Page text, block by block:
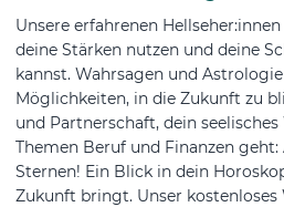
Unsere erfahrenen
deine Stärken nutzen und deine
kannst. Wahrsagen und
Möglichkeiten, in die Zukunft zu
und Partnerschaft, dein
Themen Beruf und Finanzen
Sternen! Ein Blick in dein
Zukunft bringt. Unser